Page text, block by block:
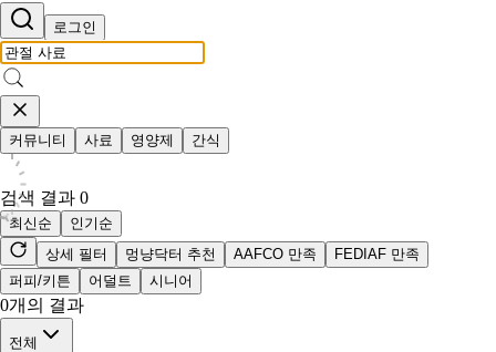
로그인
커뮤니티 사료 영양제 간식
검색 결과 0
최신순
인기순
상세 필터
멍냥닥터 추천 AAFCO 만족
FEDIAF 만족
퍼피/키튼
어덜트 시니어
0개의 결과
전체